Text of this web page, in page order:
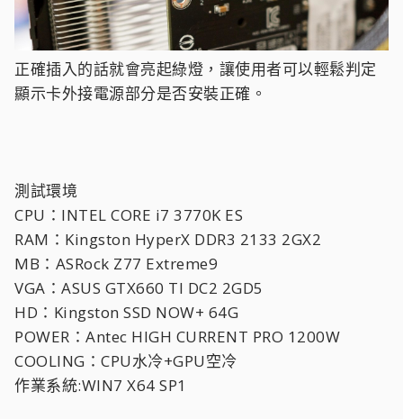
正確插入的話就會亮起綠燈，讓使用者可以輕鬆判定
顯示卡外接電源部分是否安裝正確。
測試環境
CPU：INTEL CORE i7 3770K ES
RAM：Kingston HyperX DDR3 2133 2GX2
MB：ASRock Z77 Extreme9
VGA：ASUS GTX660 TI DC2 2GD5
HD：Kingston SSD NOW+ 64G
POWER：Antec HIGH CURRENT PRO 1200W
COOLING：CPU水冷+GPU空冷
作業系統:WIN7 X64 SP1